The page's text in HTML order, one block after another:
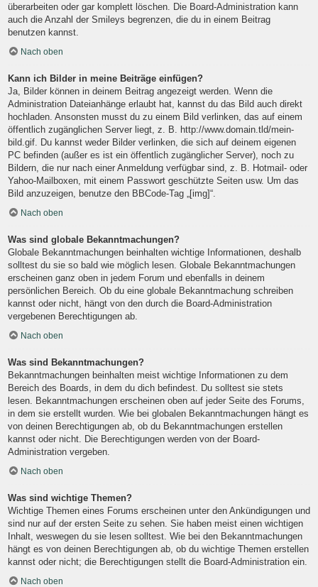
überarbeiten oder gar komplett löschen. Die Board-Administration kann
auch die Anzahl der Smileys begrenzen, die du in einem Beitrag
benutzen kannst.
Nach oben
Kann ich Bilder in meine Beiträge einfügen?
Ja, Bilder können in deinem Beitrag angezeigt werden. Wenn die
Administration Dateianhänge erlaubt hat, kannst du das Bild auch direkt
hochladen. Ansonsten musst du zu einem Bild verlinken, das auf einem
öffentlich zugänglichen Server liegt, z. B. http://www.domain.tld/mein-
bild.gif. Du kannst weder Bilder verlinken, die sich auf deinem eigenen
PC befinden (außer es ist ein öffentlich zugänglicher Server), noch zu
Bildern, die nur nach einer Anmeldung verfügbar sind, z. B. Hotmail- oder
Yahoo-Mailboxen, mit einem Passwort geschützte Seiten usw. Um das
Bild anzuzeigen, benutze den BBCode-Tag „[img]“.
Nach oben
Was sind globale Bekanntmachungen?
Globale Bekanntmachungen beinhalten wichtige Informationen, deshalb
solltest du sie so bald wie möglich lesen. Globale Bekanntmachungen
erscheinen ganz oben in jedem Forum und ebenfalls in deinem
persönlichen Bereich. Ob du eine globale Bekanntmachung schreiben
kannst oder nicht, hängt von den durch die Board-Administration
vergebenen Berechtigungen ab.
Nach oben
Was sind Bekanntmachungen?
Bekanntmachungen beinhalten meist wichtige Informationen zu dem
Bereich des Boards, in dem du dich befindest. Du solltest sie stets
lesen. Bekanntmachungen erscheinen oben auf jeder Seite des Forums,
in dem sie erstellt wurden. Wie bei globalen Bekanntmachungen hängt es
von deinen Berechtigungen ab, ob du Bekanntmachungen erstellen
kannst oder nicht. Die Berechtigungen werden von der Board-
Administration vergeben.
Nach oben
Was sind wichtige Themen?
Wichtige Themen eines Forums erscheinen unter den Ankündigungen und
sind nur auf der ersten Seite zu sehen. Sie haben meist einen wichtigen
Inhalt, weswegen du sie lesen solltest. Wie bei den Bekanntmachungen
hängt es von deinen Berechtigungen ab, ob du wichtige Themen erstellen
kannst oder nicht; die Berechtigungen stellt die Board-Administration ein.
Nach oben